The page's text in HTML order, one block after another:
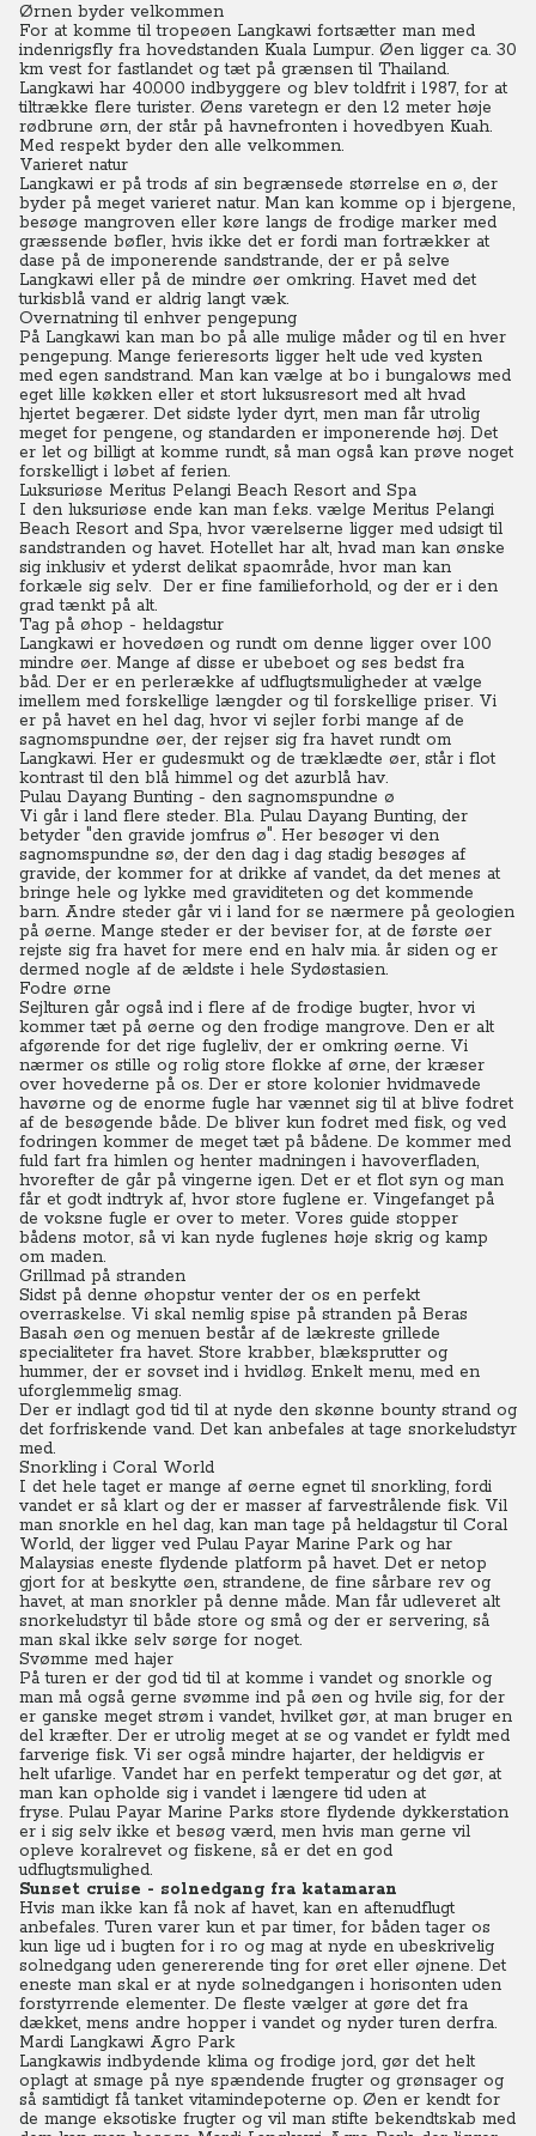
Ørnen byder velkommen
For at komme til tropeøen Langkawi fortsætter man med
indenrigsfly fra hovedstanden Kuala Lumpur. Øen ligger ca. 30
km vest for fastlandet og tæt på grænsen til Thailand.
Langkawi har 40.000 indbyggere og blev toldfrit i 1987, for at
tiltrække flere turister. Øens varetegn er den 12 meter høje
rødbrune ørn, der står på havnefronten i hovedbyen Kuah.
Med respekt byder den alle velkommen.
Varieret natur
Langkawi er på trods af sin begrænsede størrelse en ø, der
byder på meget varieret natur. Man kan komme op i bjergene,
besøge mangroven eller køre langs de frodige marker med
græssende bøfler, hvis ikke det er fordi man fortrækker at
dase på de imponerende sandstrande, der er på selve
Langkawi eller på de mindre øer omkring. Havet med det
turkisblå vand er aldrig langt væk.
Overnatning til enhver pengepung
På Langkawi kan man bo på alle mulige måder og til en hver
pengepung. Mange ferieresorts ligger helt ude ved kysten
med egen sandstrand. Man kan vælge at bo i bungalows med
eget lille køkken eller et stort luksusresort med alt hvad
hjertet begærer. Det sidste lyder dyrt, men man får utrolig
meget for pengene, og standarden er imponerende høj. Det
er let og billigt at komme rundt, så man også kan prøve noget
forskelligt i løbet af ferien.
Luksuriøse Meritus Pelangi Beach Resort and Spa
I den luksuriøse ende kan man f.eks. vælge Meritus Pelangi
Beach Resort and Spa, hvor værelserne ligger med udsigt til
sandstranden og havet. Hotellet har alt, hvad man kan ønske
sig inklusiv et yderst delikat spaområde, hvor man kan
forkæle sig selv. Der er fine familieforhold, og der er i den
grad tænkt på alt.
Tag på øhop - heldagstur
Langkawi er hovedøen og rundt om denne ligger over 100
mindre øer. Mange af disse er ubeboet og ses bedst fra
båd. Der er en perlerække af udflugtsmuligheder at vælge
imellem med forskellige længder og til forskellige priser. Vi
er på havet en hel dag, hvor vi sejler forbi mange af de
sagnomspundne øer, der rejser sig fra havet rundt om
Langkawi. Her er gudesmukt og de træklædte øer, står i flot
kontrast til den blå himmel og det azurblå hav.
Pulau Dayang Bunting - den sagnomspundne ø
Vi går i land flere steder. Bl.a. Pulau Dayang Bunting, der
betyder "den gravide jomfrus ø". Her besøger vi den
sagnomspundne sø, der den dag i dag stadig besøges af
gravide, der kommer for at drikke af vandet, da det menes at
bringe hele og lykke med graviditeten og det kommende
barn. Andre steder går vi i land for se nærmere på geologien
på øerne. Mange steder er der beviser for, at de første øer
rejste sig fra havet for mere end en halv mia. år siden og er
dermed nogle af de ældste i hele Sydøstasien.
Fodre ørne
Sejlturen går også ind i flere af de frodige bugter, hvor vi
kommer tæt på øerne og den frodige mangrove. Den er alt
afgørende for det rige fugleliv, der er omkring øerne. Vi
nærmer os stille og rolig store flokke af ørne, der kræser
over hovederne på os. Der er store kolonier hvidmavede
havørne og de enorme fugle har vænnet sig til at blive fodret
af de besøgende både. De bliver kun fodret med fisk, og ved
fodringen kommer de meget tæt på bådene. De kommer med
fuld fart fra himlen og henter madningen i havoverfladen,
hvorefter de går på vingerne igen. Det er et flot syn og man
får et godt indtryk af, hvor store fuglene er. Vingefanget på
de voksne fugle er over to meter. Vores guide stopper
bådens motor, så vi kan nyde fuglenes høje skrig og kamp
om maden.
Grillmad på stranden
Sidst på denne øhopstur venter der os en perfekt
overraskelse. Vi skal nemlig spise på stranden på Beras
Basah øen og menuen består af de lækreste grillede
specialiteter fra havet. Store krabber, blæksprutter og
hummer, der er sovset ind i hvidløg. Enkelt menu, med en
uforglemmelig smag.
Der er indlagt god tid til at nyde den skønne bounty strand og
det forfriskende vand. Det kan anbefales at tage snorkeludstyr
med.
Snorkling i Coral World
I det hele taget er mange af øerne egnet til snorkling, fordi
vandet er så klart og der er masser af farvestrålende fisk. Vil
man snorkle en hel dag, kan man tage på heldagstur til Coral
World, der ligger ved Pulau Payar Marine Park og har
Malaysias eneste flydende platform på havet. Det er netop
gjort for at beskytte øen, strandene, de fine sårbare rev og
havet, at man snorkler på denne måde. Man får udleveret alt
snorkeludstyr til både store og små og der er servering, så
man skal ikke selv sørge for noget.
Svømme med hajer
På turen er der god tid til at komme i vandet og snorkle og
man må også gerne svømme ind på øen og hvile sig, for der
er ganske meget strøm i vandet, hvilket gør, at man bruger en
del kræfter. Der er utrolig meget at se og vandet er fyldt med
farverige fisk. Vi ser også mindre hajarter, der heldigvis er
helt ufarlige. Vandet har en perfekt temperatur og det gør, at
man kan opholde sig i vandet i længere tid uden at
fryse. Pulau Payar Marine Parks store flydende dykkerstation
er i sig selv ikke et besøg værd, men hvis man gerne vil
opleve koralrevet og fiskene, så er det en god
udflugtsmulighed.
Sunset cruise - solnedgang fra katamaran
Hvis man ikke kan få nok af havet, kan en aftenudflugt
anbefales. Turen varer kun et par timer, for båden tager os
kun lige ud i bugten for i ro og mag at nyde en ubeskrivelig
solnedgang uden genererende ting for øret eller øjnene. Det
eneste man skal er at nyde solnedgangen i horisonten uden
forstyrrende elementer. De fleste vælger at gøre det fra
dækket, mens andre hopper i vandet og nyder turen derfra.
Mardi Langkawi Agro Park
Langkawis indbydende klima og frodige jord, gør det helt
oplagt at smage på nye spændende frugter og grønsager og
så samtidigt få tanket vitamindepoterne op. Øen er kendt for
de mange eksotiske frugter og vil man stifte bekendtskab med